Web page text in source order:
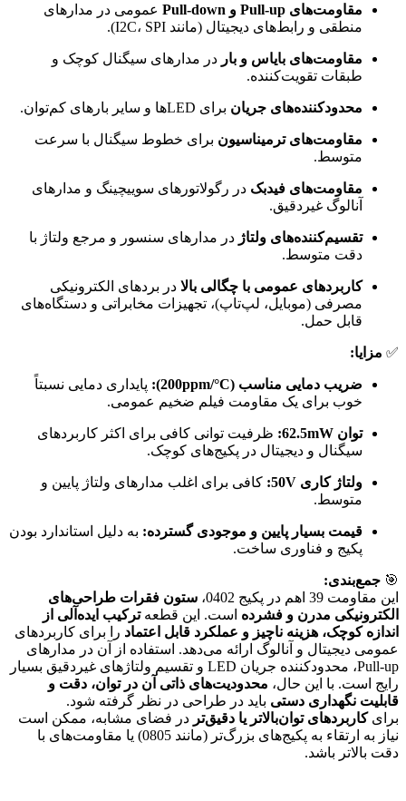
مقاومت‌های Pull-up و Pull-down
عمومی در مدارهای
منطقی و رابط‌های دیجیتال (مانند I2C، SPI).
مقاومت‌های بایاس و بار در مدارهای سیگنال کوچک و
طبقات تقویت‌کننده.
محدودکننده‌های جریان برای LEDها و سایر بارهای کم‌توان.
مقاومت‌های ترمیناسیون برای خطوط سیگنال با سرعت
متوسط.
مقاومت‌های فیدبک در رگولاتورهای سوییچینگ و مدارهای
آنالوگ غیردقیق.
تقسیم‌کننده‌های ولتاژ در مدارهای سنسور و مرجع ولتاژ با
دقت متوسط.
کاربردهای عمومی با چگالی بالا در بردهای الکترونیکی
مصرفی (موبایل، لپ‌تاپ)، تجهیزات مخابراتی و دستگاه‌های
قابل حمل.
✅ مزایا:
ضریب دمایی مناسب (200ppm/°C):
پایداری دمایی نسبتاً
خوب برای یک مقاومت فیلم ضخیم عمومی.
توان 62.5mW:
ظرفیت توانی کافی برای اکثر کاربردهای
سیگنال و دیجیتال در پکیج‌های کوچک.
ولتاژ کاری 50V:
کافی برای اغلب مدارهای ولتاژ پایین و
متوسط.
قیمت بسیار پایین و موجودی گسترده: به دلیل استاندارد بودن
پکیج و فناوری ساخت.
🎯 جمع‌بندی:
این مقاومت 39 اهم در پکیج 0402،
ستون فقرات طراحی‌های
الکترونیکی مدرن و فشرده است. این قطعهترکیب ایده‌آلی از
اندازه کوچک، هزینه ناچیز و عملکرد قابل اعتماد را برای کاربردهای
عمومی دیجیتال و آنالوگ ارائه می‌دهد. استفاده از آن در مدارهای
Pull-up، محدودکننده جریان LED و تقسیم ولتاژهای غیردقیق بسیار
رایج است. با این حال، محدودیت‌های ذاتی آن در توان، دقت و
قابلیت نگهداری دستی باید در طراحی در نظر گرفته شود.
برایکاربردهای توان‌بالاتر یا دقیق‌تر در فضای مشابه، ممکن است
نیاز به ارتقاء به پکیج‌های بزرگ‌تر (مانند 0805) یا مقاومت‌های با
دقت بالاتر باشد.